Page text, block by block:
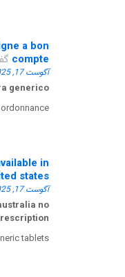
a bon
compte
آگوست 17, 2025 در 12:27 ب.ظ
generico
in
states
آگوست 17, 2025 در 12:54 ب.ظ
no
tablets